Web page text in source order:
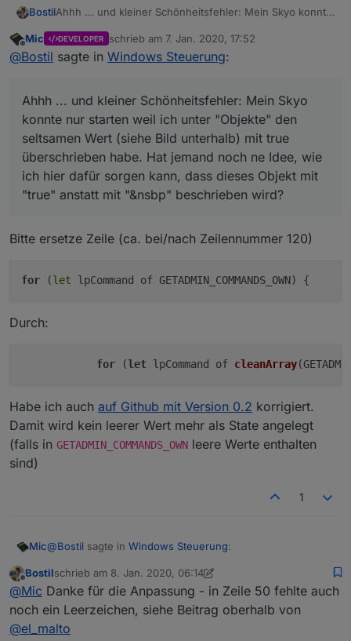
        /*****************
* Loop through the commands to subscribe
// First: Get the device + command
let stateFull = obj.id // e.g.
let stateDeviceAndCommand =
let stateDevice =
                // Next, get the ip
                } else {
                }
            });
        /*****************
// First: Get the device + command
let stateFull = obj.id // e.g.
let stateDeviceAndCommand =
let stateDeviceAndCommandSplit =
BostilAhhh ... und kleiner Schönheitsfehler: Mein Skyo konnte
(siehe Bild unterhalb) mit true überschrieben habe. Hat
jemand noch ne Idee, wie ich hier dafür sorgen kann,
anderen Dummies ...
Offline
Mic DEVELOPER schrieb am 7. Jan. 2020, 17:52
zuletzt editiert von
@Bostil sagte in Windows Steuerung:
Ahhh ... und kleiner Schönheitsfehler: Mein Skyo
konnte nur starten weil ich unter "Objekte" den
seltsamen Wert (siehe Bild unterhalb) mit true
überschrieben habe. Hat jemand noch ne Idee, wie
ich hier dafür sorgen kann, dass dieses Objekt mit
"true" anstatt mit "&nsbp" beschrieben wird?
Bitte ersetze Zeile (ca. bei/nach Zeilennummer 120)
for (let lpCommand of GETADMIN_COMMANDS_OWN) {
Durch:
for (let lpCommand of cleanArray(
Habe ich auch auf Github mit Version 0.2 korrigiert.
Damit wird kein leerer Wert mehr als State angelegt
(falls in GETADMIN_COMMANDS_OWN leere Werte enthalten
sind)
1
Mic@Bostil sagte in Windows Steuerung:
Ahhh ... und kleiner Schönheitsfehler: Mein Skyo
konnte nur starten weil ich unter "Objekte" den
seltsamen Wert (siehe Bild unterhalb) mit true
überschrieben habe. Hat jemand noch ne Idee, wie
Bitte ersetze Zeile (ca. bei/nach Zeilennummer 120)
Offline
Bostilschrieb am 8. Jan. 2020, 06:14
zuletzt editiert von Bostil 1. Aug. 2020, 07:26
@Mic Danke für die Anpassung - in Zeile 50 fehlte auch
noch ein Leerzeichen, siehe Beitrag oberhalb von
@el_malto